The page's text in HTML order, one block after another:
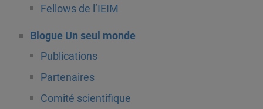
Fellows de l’IEIM
Blogue Un seul monde
Publications
Partenaires
Comité scientifique